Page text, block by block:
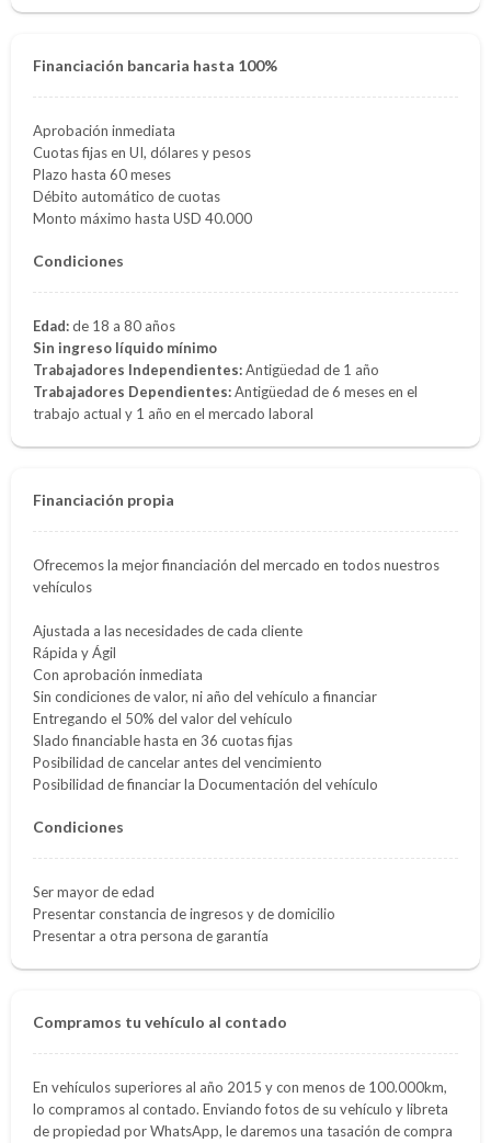
Financiación bancaria hasta 100%
Aprobación inmediata
Cuotas fijas en UI, dólares y pesos
Plazo hasta 60 meses
Débito automático de cuotas
Monto máximo hasta USD 40.000
Condiciones
Edad:de 18 a 80 años
Sin ingreso líquido mínimo
Trabajadores Independientes:Antigüedad de 1 año
Trabajadores Dependientes:Antigüedad de 6 meses en el
trabajo actual y 1 año en el mercado laboral
Financiación propia
Ofrecemos la mejor financiación del mercado en todos nuestros
vehículos
Ajustada a las necesidades de cada cliente
Rápida y Ágil
Con aprobación inmediata
Sin condiciones de valor, ni año del vehículo a financiar
Entregando el 50% del valor del vehículo
Slado financiable hasta en 36 cuotas fijas
Posibilidad de cancelar antes del vencimiento
Posibilidad de financiar la Documentación del vehículo
Condiciones
Ser mayor de edad
Presentar constancia de ingresos y de domicilio
Presentar a otra persona de garantía
Compramos tu vehículo al contado
En vehículos superiores al año 2015 y con menos de 100.000km,
lo compramos al contado. Enviando fotos de su vehículo y libreta
de propiedad por WhatsApp, le daremos una tasación de compra